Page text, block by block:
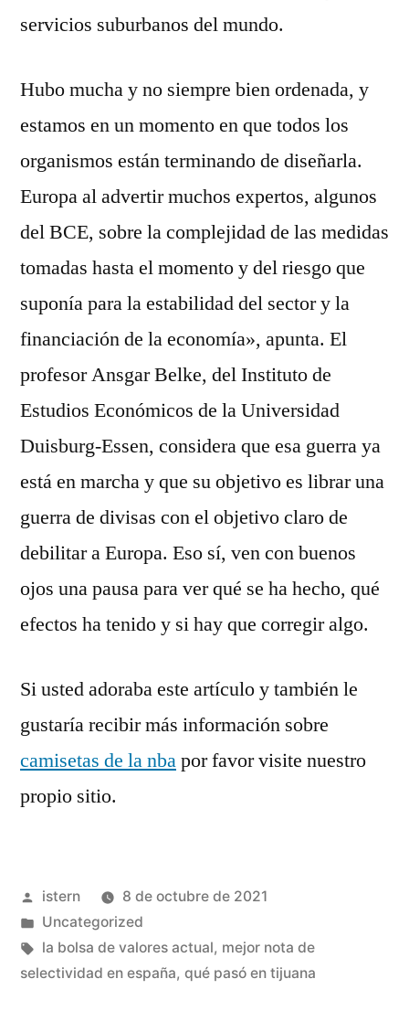
servicios suburbanos del mundo.
Hubo mucha y no siempre bien ordenada, y
estamos en un momento en que todos los
organismos están terminando de diseñarla.
Europa al advertir muchos expertos, algunos
del BCE, sobre la complejidad de las medidas
tomadas hasta el momento y del riesgo que
suponía para la estabilidad del sector y la
financiación de la economía», apunta. El
profesor Ansgar Belke, del Instituto de
Estudios Económicos de la Universidad
Duisburg-Essen, considera que esa guerra ya
está en marcha y que su objetivo es librar una
guerra de divisas con el objetivo claro de
debilitar a Europa. Eso sí, ven con buenos
ojos una pausa para ver qué se ha hecho, qué
efectos ha tenido y si hay que corregir algo.
Si usted adoraba este artículo y también le
gustaría recibir más información sobre
camisetas de la nbapor favor visite nuestro
propio sitio.
Publicado
por
istern
8 de octubre de 2021
Publicado
en
Uncategorized
Etiquetas:
la bolsa de valores actual, mejor nota de
selectividad en españa, qué pasó en tijuana